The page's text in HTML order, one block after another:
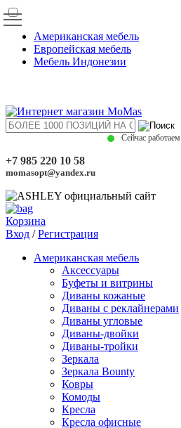
Американская мебель
Европейская мебель
Мебель Индонезии
Сейчас работаем
+7 985 220 10 58
momasopt@yandex.ru
Корзина
Вход /Регистрация
Американская мебель
Аксессуары
Буфеты и витрины
Диваны кожаные
Диваны с реклайнерами
Диваны угловые
Диваны-двойки
Диваны-тройки
Зеркала
Зеркала Bounty
Ковры
Комоды
Кресла
Кресла офисные